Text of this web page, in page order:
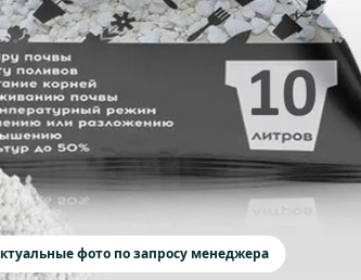
фото по запросу менеджера